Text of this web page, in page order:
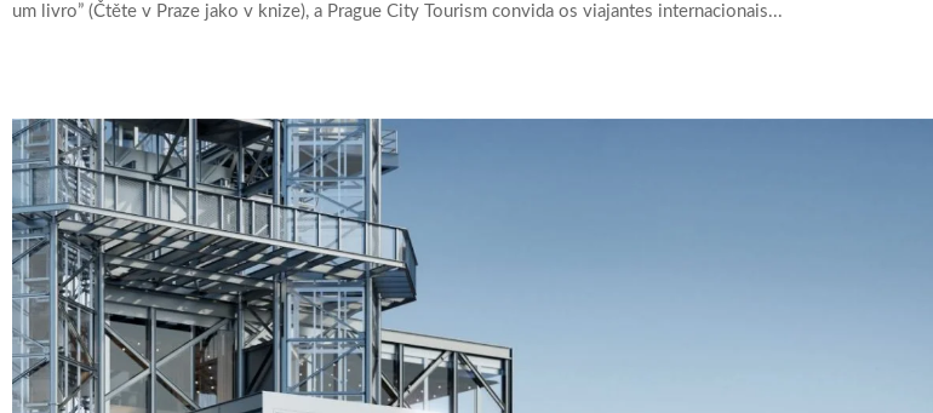
um livro” (Čtěte v Praze jako v knize), a Prague City Tourism convida os viajantes internacionais...